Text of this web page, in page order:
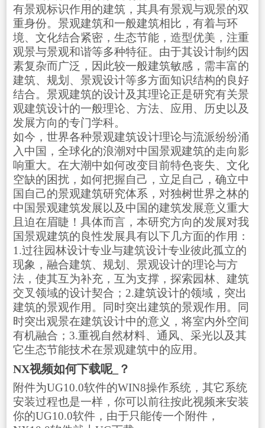
有景观标识作用的建筑，其具有景观与观景的双
重身份。景观建筑和一般建筑相比，有着与环
境、文化结合紧密，生态节能，造型优美，注重
观景与景观和谐等多种特征。由于其设计制约因
素复杂而广泛，因此较一般建筑敏感，需丰富的
建筑、规划、景观设计等多方面知识结构的良好
结合。景观建筑的设计及其理论正是研究有关景
观建筑设计的一般理论、方法、应用、历史以及
发展方向的专门学科。
如今，世界各种景观建筑设计理论与流派纷纷涌
入中国，全球化的浪潮对中国景观建筑的走向影
响重大。在大潮中如何改变目前特色丧失、文化
空缺的困扰，如何把握自己，立足自己，确立中
国自己的景观建筑研究体系，对独树世界之林的
中国景观建筑发展以及中国的建筑发展意义重大
且迫在眉睫！具体而言，本研究方向的发展对我
国景观建筑的良性发展具有以下几方面的作用：
1.过往园林设计专业与建筑设计专业彼此孤立的
现象，融合建筑、规划、景观设计的理论与方
法，使其互为补充，互为支撑，探索园林、建筑
交叉领域的设计契合；2.建筑设计的领域，突出
建筑的景观作用。同时突出建筑的景观作用。同
时突出观景在建筑设计中的意义，将室内外空间
有机融合；3.重视自然材料、通风、采光以及其
它生态节能技术在景观建筑中的应用。
NX视频如何下载呢_？
附件为UG10.0软件的WIN8操作系统，其它系统
安装过程也是一样，你可以前往按此视频来安装
你的UG10.0软件，由于只能传一个附件，